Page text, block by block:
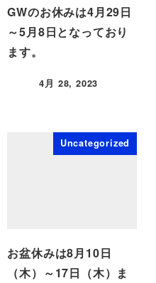
GWのお休みは4月29日
～5月8日となっており
ます。
4月 28, 2023
Uncategorized
お盆休みは8月10日
（木）～17日（木）ま